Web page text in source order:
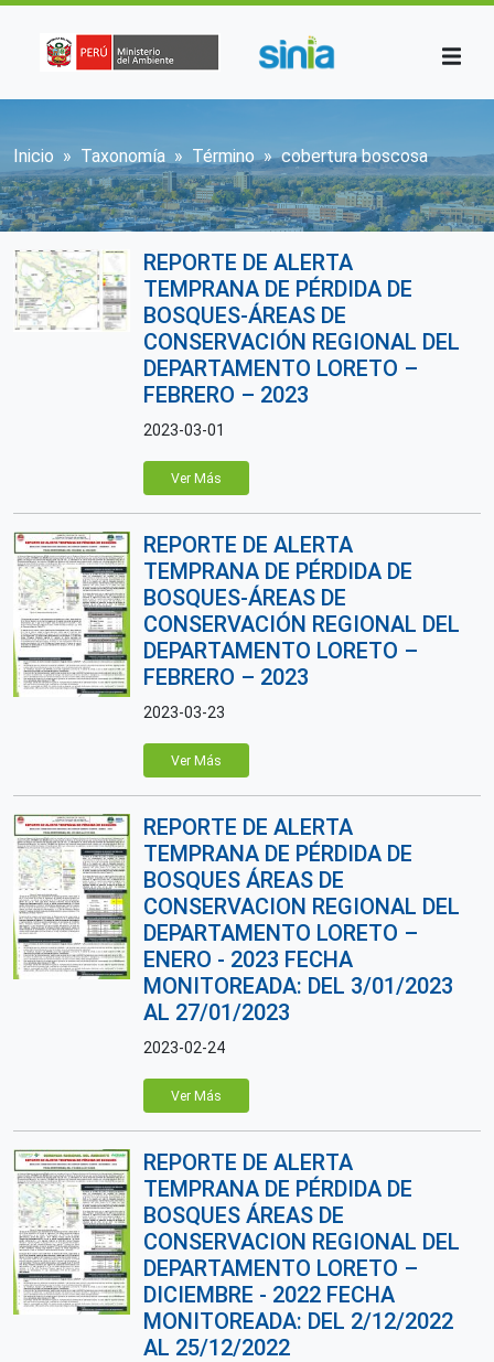
Sobrescribir enlaces de ayuda a la
Inicio Taxonomía Término cobertura boscosa
REPORTE DE ALERTA
TEMPRANA DE PÉRDIDA DE
BOSQUES-ÁREAS DE
CONSERVACIÓN REGIONAL DEL
DEPARTAMENTO LORETO –
FEBRERO – 2023
2023-03-01
Ver Más
REPORTE DE ALERTA
TEMPRANA DE PÉRDIDA DE
BOSQUES-ÁREAS DE
CONSERVACIÓN REGIONAL DEL
DEPARTAMENTO LORETO –
FEBRERO – 2023
2023-03-23
Ver Más
REPORTE DE ALERTA
TEMPRANA DE PÉRDIDA DE
BOSQUES ÁREAS DE
CONSERVACION REGIONAL DEL
DEPARTAMENTO LORETO –
ENERO - 2023 FECHA
MONITOREADA: DEL 3/01/2023
AL 27/01/2023
2023-02-24
Ver Más
REPORTE DE ALERTA
TEMPRANA DE PÉRDIDA DE
BOSQUES ÁREAS DE
CONSERVACION REGIONAL DEL
DEPARTAMENTO LORETO –
DICIEMBRE - 2022 FECHA
MONITOREADA: DEL 2/12/2022
AL 25/12/2022